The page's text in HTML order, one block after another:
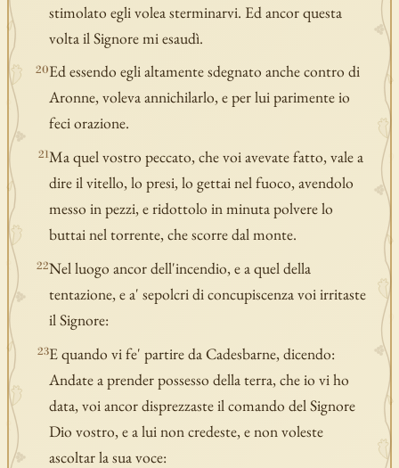
stimolato egli volea sterminarvi. Ed ancor questa
volta il Signore mi esaudì.
20Ed essendo egli altamente sdegnato anche contro di
Aronne, voleva annichilarlo, e per lui parimente io
feci orazione.
21Ma quel vostro peccato, che voi avevate fatto, vale a
dire il vitello, lo presi, lo gettai nel fuoco, avendolo
messo in pezzi, e ridottolo in minuta polvere lo
buttai nel torrente, che scorre dal monte.
22Nel luogo ancor dell'incendio, e a quel della
tentazione, e a' sepolcri di concupiscenza voi irritaste
il Signore:
23E quando vi fe' partire da Cadesbarne, dicendo:
Andate a prender possesso della terra, che io vi ho
data, voi ancor disprezzaste il comando del Signore
Dio vostro, e a lui non credeste, e non voleste
ascoltar la sua voce: